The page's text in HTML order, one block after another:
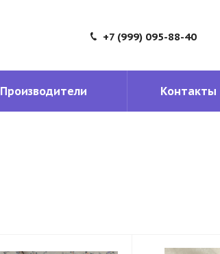
+7 (999) 095-88-40
Производители Контакты